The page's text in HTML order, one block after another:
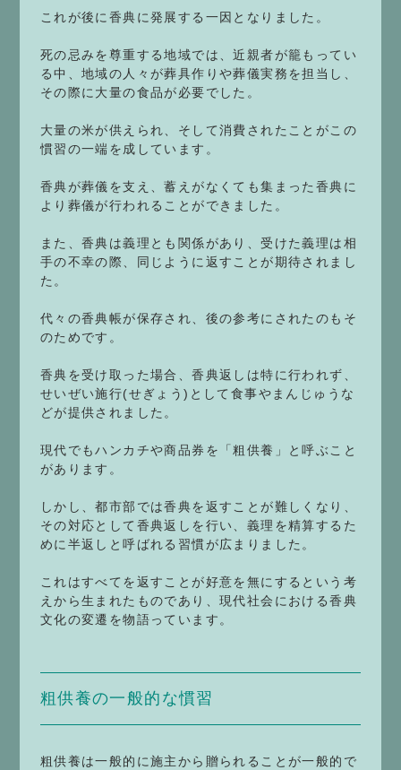
これが後に香典に発展する一因となりました。
死の忌みを尊重する地域では、近親者が籠もってい
る中、地域の人々が葬具作りや葬儀実務を担当し、
その際に大量の食品が必要でした。
大量の米が供えられ、そして消費されたことがこの
慣習の一端を成しています。
香典が葬儀を支え、蓄えがなくても集まった香典に
より葬儀が行われることができました。
また、香典は義理とも関係があり、受けた義理は相
手の不幸の際、同じように返すことが期待されまし
た。
代々の香典帳が保存され、後の参考にされたのもそ
のためです。
香典を受け取った場合、香典返しは特に行われず、
せいぜい施行(せぎょう)として食事やまんじゅうな
どが提供されました。
現代でもハンカチや商品券を「粗供養」と呼ぶこと
があります。
しかし、都市部では香典を返すことが難しくなり、
その対応として香典返しを行い、義理を精算するた
めに半返しと呼ばれる習慣が広まりました。
これはすべてを返すことが好意を無にするという考
えから生まれたものであり、現代社会における香典
文化の変遷を物語っています。
粗供養の一般的な慣習
粗供養は一般的に施主から贈られることが一般的で